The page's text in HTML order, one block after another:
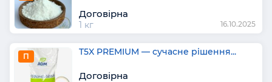
Договірна
1 кг 16.10.2025
П T5X PREMIUM — сучасне рішення...
Договірна